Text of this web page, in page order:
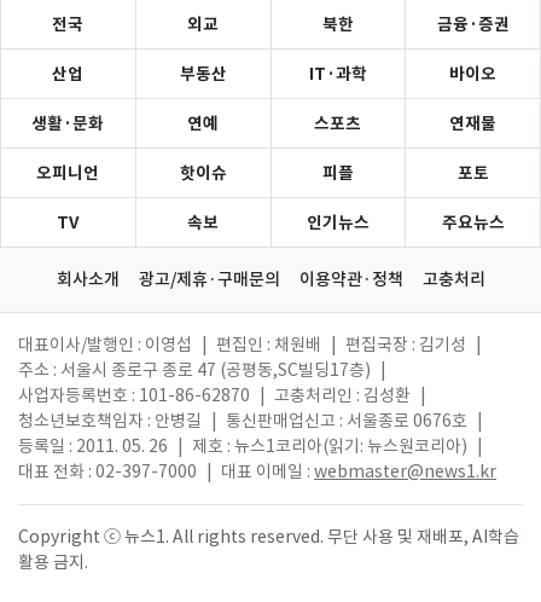
전국 외교 북한 금융·증권
산업 부동산 IT·과학 바이오
생활·문화 연예 스포츠 연재물
오피니언 핫이슈 피플 포토
TV 속보 인기뉴스 주요뉴스
회사소개 광고/제휴·구매문의 이용약관·정책 고충처리
대표이사/발행인 : 이영섭 편집인 : 채원배 편집국장 : 김기성
주소 : 서울시 종로구 종로 47 (공평동,SC빌딩17층)
사업자등록번호 : 101-86-62870
고충처리인 : 김성환
청소년보호책임자 : 안병길
통신판매업신고 : 서울종로 0676호
등록일 : 2011. 05. 26
제호 : 뉴스1코리아(읽기: 뉴스원코리아)
대표 전화 : 02-397-7000
대표 이메일 : webmaster@news1.kr
Copyright ⓒ 뉴스1. All rights reserved. 무단 사용 및 재배포, AI학습
활용 금지.